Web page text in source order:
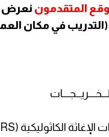
المتقدمون نعرض
في مكان